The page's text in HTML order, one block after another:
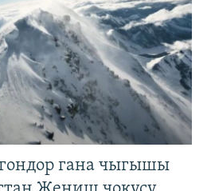
гана чыгышы